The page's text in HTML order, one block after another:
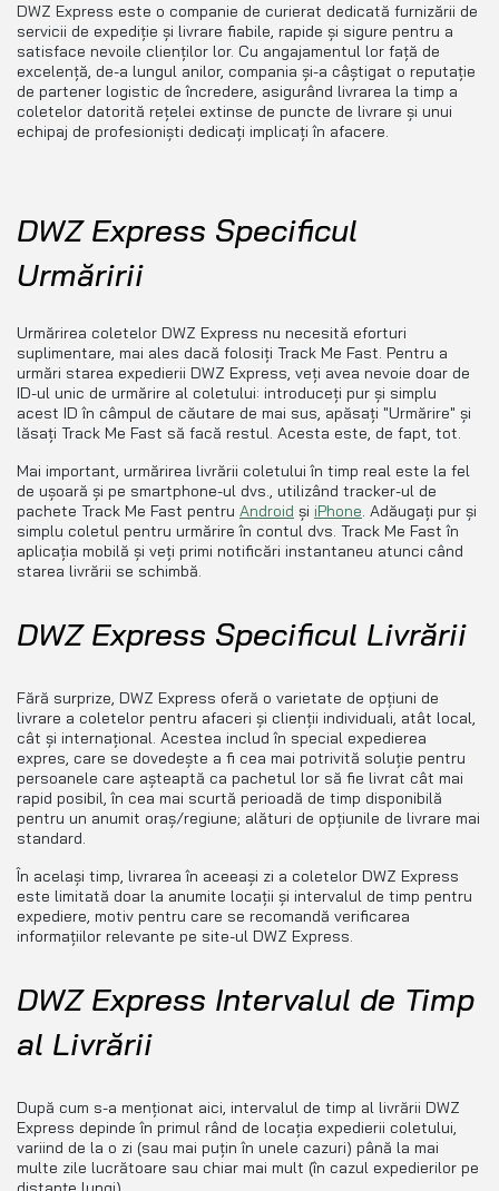
DWZ Express este o companie de curierat dedicată furnizării de
servicii de expediție și livrare fiabile, rapide și sigure pentru a
satisface nevoile clienților lor. Cu angajamentul lor față de
excelență, de-a lungul anilor, compania și-a câștigat o reputație
de partener logistic de încredere, asigurând livrarea la timp a
coletelor datorită rețelei extinse de puncte de livrare și unui
echipaj de profesioniști dedicați implicați în afacere.
DWZ Express Specificul
Urmăririi
Urmărirea coletelor DWZ Express nu necesită eforturi
suplimentare, mai ales dacă folosiți Track Me Fast. Pentru a
urmări starea expedierii DWZ Express, veți avea nevoie doar de
ID-ul unic de urmărire al coletului: introduceți pur și simplu
acest ID în câmpul de căutare de mai sus, apăsați "Urmărire" și
lăsați Track Me Fast să facă restul. Acesta este, de fapt, tot.
Mai important, urmărirea livrării coletului în timp real este la fel
de ușoară și pe smartphone-ul dvs., utilizând tracker-ul de
pachete Track Me Fast pentru Android și iPhone. Adăugați pur și
simplu coletul pentru urmărire în contul dvs. Track Me Fast în
aplicația mobilă și veți primi notificări instantaneu atunci când
starea livrării se schimbă.
DWZ Express Specificul Livrării
Fără surprize, DWZ Express oferă o varietate de opțiuni de
livrare a coletelor pentru afaceri și clienții individuali, atât local,
cât și internațional. Acestea includ în special expedierea
expres, care se dovedește a fi cea mai potrivită soluție pentru
persoanele care așteaptă ca pachetul lor să fie livrat cât mai
rapid posibil, în cea mai scurtă perioadă de timp disponibilă
pentru un anumit oraș/regiune; alături de opțiunile de livrare mai
standard.
În același timp, livrarea în aceeași zi a coletelor DWZ Express
este limitată doar la anumite locații și intervalul de timp pentru
expediere, motiv pentru care se recomandă verificarea
informațiilor relevante pe site-ul DWZ Express.
DWZ Express Intervalul de Timp
al Livrării
După cum s-a menționat aici, intervalul de timp al livrării DWZ
Express depinde în primul rând de locația expedierii coletului,
variind de la o zi (sau mai puțin în unele cazuri) până la mai
multe zile lucrătoare sau chiar mai mult (în cazul expedierilor pe